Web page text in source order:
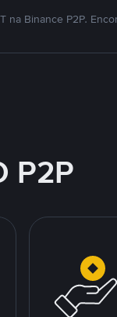
na Binance P2P.
P2P